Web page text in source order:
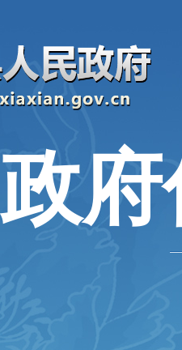
政